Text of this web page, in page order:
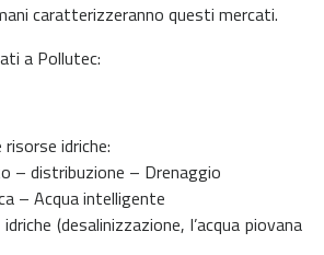
caratterizzeranno questi mercati.
a Pollutec:
idriche:
– distribuzione – Drenaggio
– Acqua intelligente
(desalinizzazione, l’acqua piovana